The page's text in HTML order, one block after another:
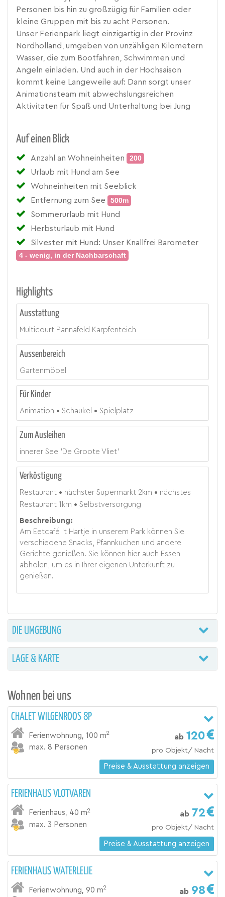
Personen bis hin zu großzügig für Familien oder
kleine Gruppen mit bis zu acht Personen.
Unser Ferienpark liegt einzigartig in der Provinz
Nordholland, umgeben von unzähligen Kilometern
Wasser, die zum Bootfahren, Schwimmen und
Angeln einladen. Und auch in der Hochsaison
kommt keine Langeweile auf: Dann sorgt unser
Animationsteam mit abwechslungsreichen
Aktivitäten für Spaß und Unterhaltung bei Jung
Auf einen Blick
Anzahl an Wohneinheiten
200
Urlaub mit Hund am See
Wohneinheiten mit Seeblick
Entfernung zum See
500m
Sommerurlaub mit Hund
Herbsturlaub mit Hund
Silvester mit Hund: Unser Knallfrei Barometer
4 - wenig, in der Nachbarschaft
Highlights
Ausstattung
Multicourt Pannafeld Karpfenteich
Aussenbereich
Gartenmöbel
Für Kinder
Animation Schaukel Spielplatz
Zum Ausleihen
innerer See 'De Groote Vliet'
Verköstigung
Restaurant nächster Supermarkt 2 km
nächstes
Restaurant 1 km Selbstversorgung
Beschreibung:
Am Eetcafé 't Hartje in unserem Park können Sie
verschiedene Snacks, Pfannkuchen und andere
Gerichte genießen. Sie können hier auch Essen
abholen, um es in Ihrer eigenen Unterkunft zu
genießen.
DIE UMGEBUNG
LAGE & KARTE
Wohnen bei uns
CHALET WILGENROOS 8P
Ferienwohnung ,100 m2
max. 8 Personen
ab 120
pro Objekt/ Nacht
Preise & Ausstattung anzeigen
FERIENHAUS VLOTVAREN
Ferienhaus, 40 m2
max. 3 Personen
ab 72
pro Objekt/ Nacht
Preise & Ausstattung anzeigen
FERIENHAUS WATERLELIE
Ferienwohnung 90 m2 ab 98